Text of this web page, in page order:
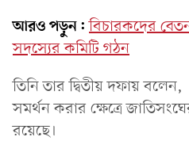
আরও পড়ুন: বিচারকদের
সদস্যের কমিটি গঠন
তিনি তার দ্বিতীয় দফায় বলেন,
সমর্থন করার ক্ষেত্রে
রয়েছে।